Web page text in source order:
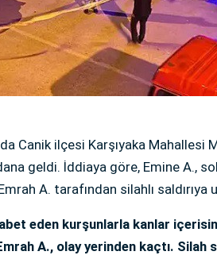
Canik ilçesi Karşıyaka Mahallesi
geldi. İddiaya göre, Emine A.,
A. tarafından silahlı saldırıya
eden kurşunlarla kanlar
A., olay yerinden kaçtı.